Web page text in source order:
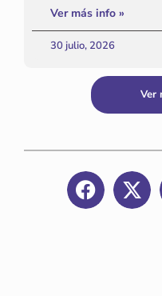
Ver más info »
30 julio, 2026
Ver